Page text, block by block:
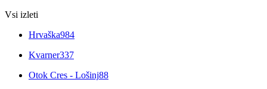
Vsi izleti
Hrvaška984
Kvarner337
Otok Cres - Lošinj88